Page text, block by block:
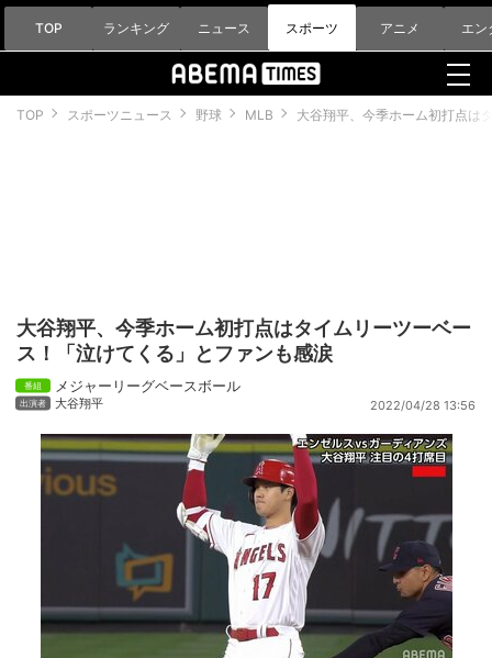
TOP ランキング ニュース スポーツ アニメ エン
TOP スポーツニュース 野球 MLB 大谷翔平、今季ホーム初打点は
大谷翔平、今季ホーム初打点はタイムリーツーベー
ス！「泣けてくる」とファンも感涙
メジャーリーグベースボール
大谷翔平 2022/04/28 13:56